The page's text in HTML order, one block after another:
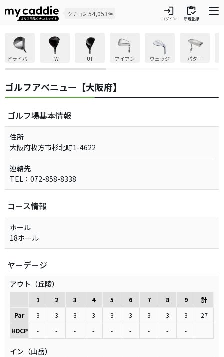
クチコミ 54,053件 login
ログイン
inventory
新規登録
ドライバー FW UT アイアン ウェッジ パター
ゴルフアベニュー【大阪府】
ゴルフ場基本情報
住所
大阪府枚方市杉北町1-4622
連絡先
TEL：072-858-8338
コース情報
ホール
18ホール
ヤーデージ
アウト（丘陵）
1 2 3 4 5 6 7 8 9
計
Par
3 3 3 3 3 3 3 3 3
27
HDCP
- - - - - - - - -
イン（山岳）